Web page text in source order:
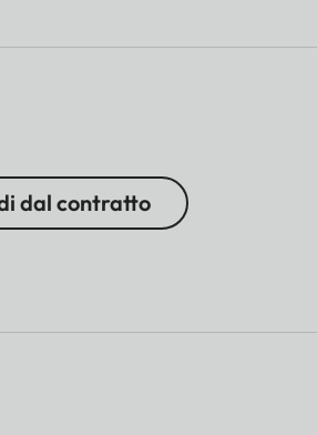
dal contratto